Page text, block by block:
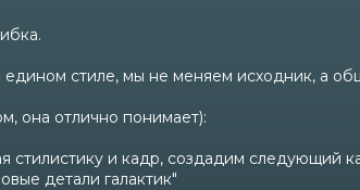
едином стиле, мы не меняем исходник, а
она отлично понимает):
стилистику и кадр, создадим следующий
детали галактик"